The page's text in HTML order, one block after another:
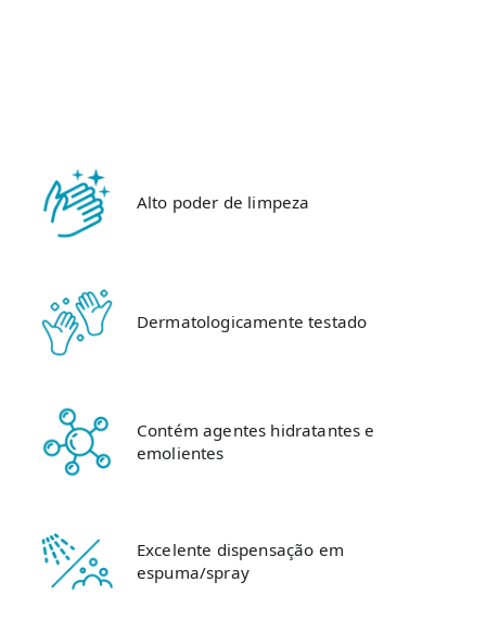
Alto poder de limpeza
Dermatologicamente testado
Contém agentes hidratantes e
emolientes
Excelente dispensação em
espuma/spray